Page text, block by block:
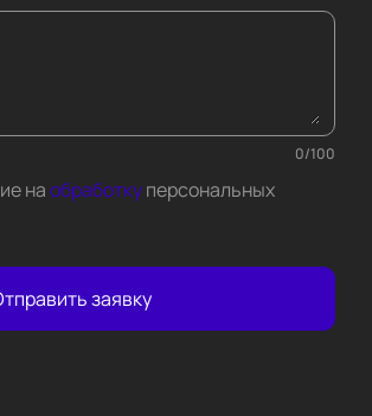
0/100
наобработкуперсональных
заявку